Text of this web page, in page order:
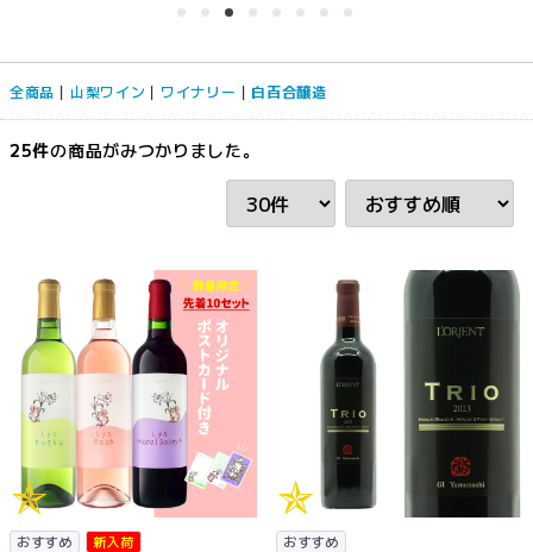
全商品 山梨ワイン ワイナリー 白百合醸造
25件の商品がみつかりました。
おすすめ 新入荷 おすすめ